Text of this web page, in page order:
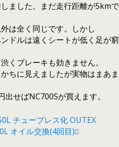
ました。まだ走行距離が5kmで
は全く同じです。しかし
ドルは遠くシートが低く足が窮
くブレーキも効きません。
ちに見えましたが実物はまあま
せばNC700Sが買えます。
チューブレス化 OUTEX
オイル交換(4回目)